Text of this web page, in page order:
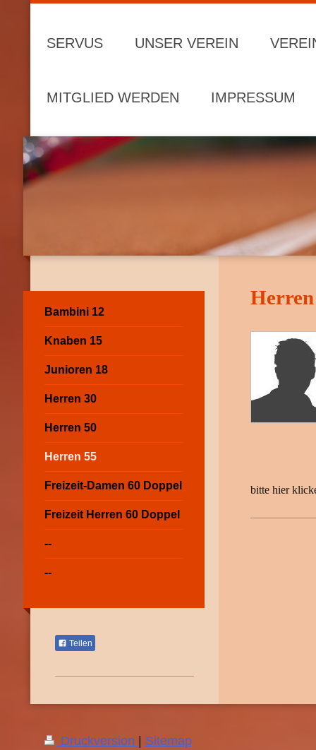
SERVUS UNSER VEREIN
MITGLIED WERDEN IMPRESSUM
bitte hier
Bambini 12
Knaben 15
Junioren 18
Herren 30
Herren 50
Herren 55
Freizeit-Damen 60 Doppel
Freizeit Herren 60 Doppel
--
--
Teilen
Druckversion | Sitemap